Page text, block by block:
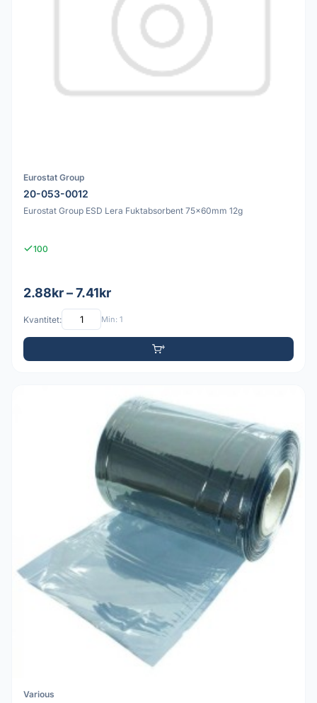
Eurostat Group
20-053-0012
Eurostat Group ESD Lera Fuktabsorbent 75x60mm 12g
100
2.88kr – 7.41kr
Kvantitet: Min: 1
Various